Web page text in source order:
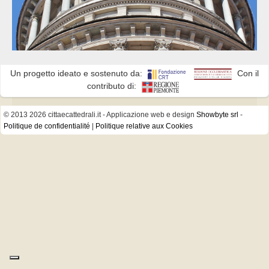
Un progetto ideato e sostenuto da:
Con il
contributo di:
© 2013 2026 cittaecattedrali.it- Applicazione web e design Showbyte srl -
Politique de confidentialité
Politique relative aux Cookies